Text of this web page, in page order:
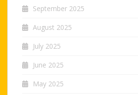
September 2025
August 2025
July 2025
June 2025
May 2025